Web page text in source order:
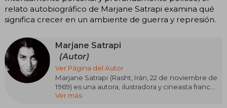
relato autobiográfico de Marjane Satrapi examina qué
significa crecer en un ambiente de guerra y represión.
Marjane Satrapi
(Autor)
Ver Página del Autor
Marjane Satrapi (Rasht, Irán, 22 de noviembre de
1969) es una autora, ilustradora y cineasta franco-
iraní, famosa por su novela gráfica Persépolis,
Ver más